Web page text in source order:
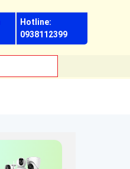
Hotline:
0938112399